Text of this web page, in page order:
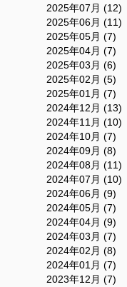
2025年07月 (12)
2025年06月 (11)
2025年05月 (7)
2025年04月 (7)
2025年03月 (6)
2025年02月 (5)
2025年01月 (7)
2024年12月 (13)
2024年11月 (10)
2024年10月 (7)
2024年09月 (8)
2024年08月 (11)
2024年07月 (10)
2024年06月 (9)
2024年05月 (7)
2024年04月 (9)
2024年03月 (7)
2024年02月 (8)
2024年01月 (7)
2023年12月 (7)